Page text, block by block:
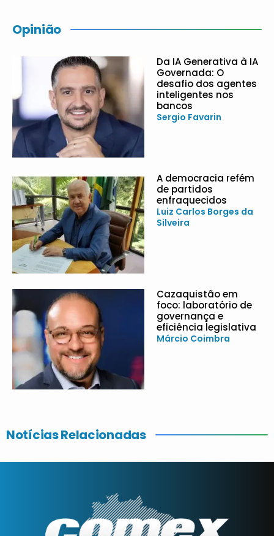
Opinião
Da IA Generativa à IA
Governada: O
desafio dos agentes
inteligentes nos
bancos
Sergio Favarin
A democracia refém
de partidos
enfraquecidos
Luiz Carlos Borges da
Silveira
Cazaquistão em
foco: laboratório de
governança e
eficiência legislativa
Márcio Coimbra
Notícias Relacionadas